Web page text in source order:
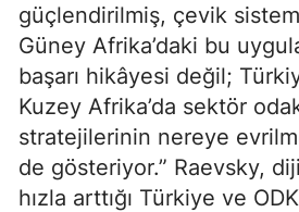
güçlendirilmiş, çevik
Güney Afrika’daki bu
başarı hikâyesi değil;
Kuzey Afrika’da sektör
stratejilerinin nereye
de gösteriyor.” Raevsky,
hızla arttığı Türkiye ve